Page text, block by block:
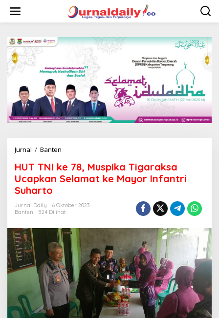
w
Jurnal / Banten
T
T
N
k
e
8
,
M
u
s
p
i
T
HUT TNI ke 78, Muspika Tigaraksa
Ucapkan Selamat ke Mayor Infantri
Suharto
Jurnal Daily
6 Oktober 2023
Banten
524 Dilihat